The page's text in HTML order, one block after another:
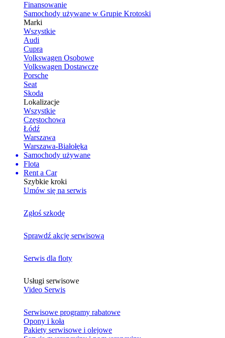
Finansowanie
Samochody używane w Grupie Krotoski
Marki
Wszystkie
Audi
Cupra
Volkswagen Osobowe
Volkswagen Dostawcze
Porsche
Seat
Skoda
Lokalizacje
Wszystkie
Częstochowa
Łódź
Warszawa
Warszawa-Białołęka
Samochody używane
Flota
Rent a Car
Szybkie kroki
Umów się na serwis
Zgłoś szkodę
Sprawdź akcję serwisową
Serwis dla floty
Usługi serwisowe
Video Serwis
Serwisowe programy rabatowe
Opony i koła
Pakiety serwisowe i olejowe